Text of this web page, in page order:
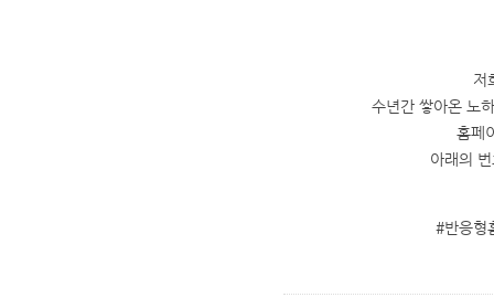
저
수년간 쌓아온 노
홈페
아래의
#반응형